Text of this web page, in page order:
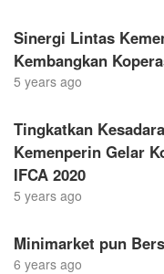
Sinergi Lintas
Kembangkan
5 years ago
Tingkatkan
Kemenperin Gelar
IFCA 2020
5 years ago
Minimarket pun
6 years ago